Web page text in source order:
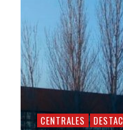
CENTRALES